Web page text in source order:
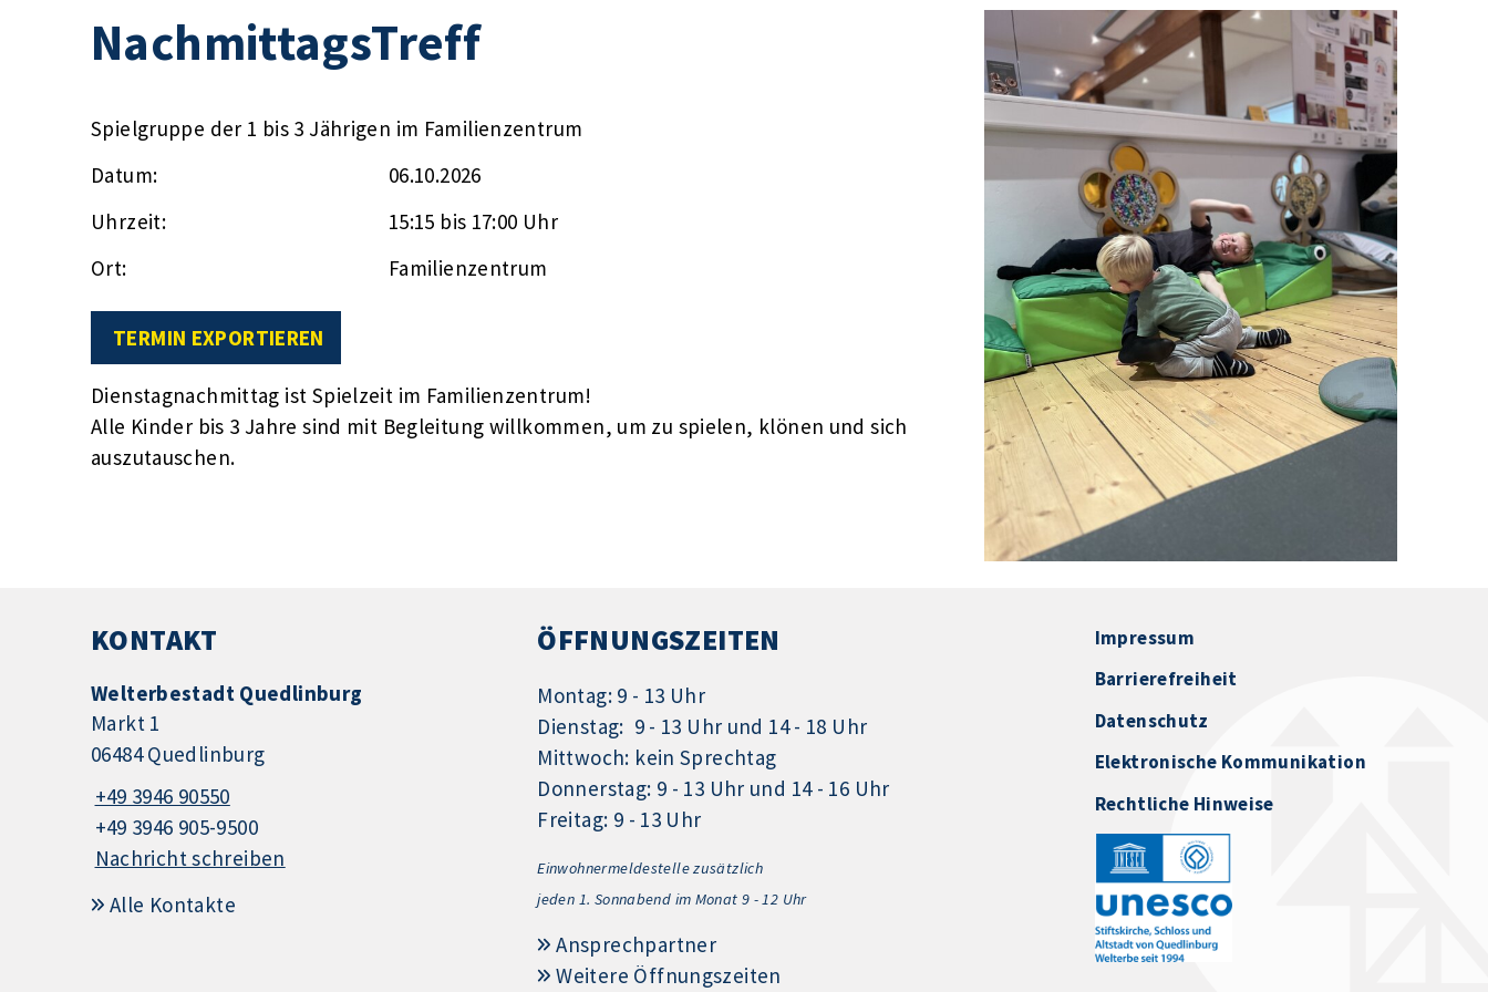
NachmittagsTreff
Spielgruppe der 1 bis 3 Jährigen im Familienzentrum
Datum:
06.10.2026
Uhrzeit:
15:15 bis 17:00 Uhr
Ort:
Familienzentrum
TERMIN EXPORTIEREN
Dienstagnachmittag ist Spielzeit im Familienzentrum!
Alle Kinder bis 3 Jahre sind mit Begleitung willkommen, um zu spielen, klönen und sich
auszutauschen.
KONTAKT
Welterbestadt Quedlinburg
Markt 1
06484 Quedlinburg
+49 3946 90550
+49 3946 905-9500
Nachricht schreiben
Alle Kontakte
ÖFFNUNGSZEITEN
Montag: 9 - 13 Uhr
Dienstag: 9 - 13 Uhr und 14 - 18 Uhr
Mittwoch: kein Sprechtag
Donnerstag: 9 - 13 Uhr und 14 - 16 Uhr
Freitag: 9 - 13 Uhr
Einwohnermeldestelle zusätzlich
jeden 1. Sonnabend im Monat 9 - 12 Uhr
Ansprechpartner
Weitere Öffnungszeiten
Impressum
Barrierefreiheit
Datenschutz
Elektronische Kommunikation
Rechtliche Hinweise